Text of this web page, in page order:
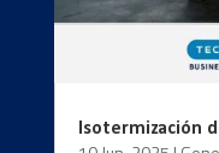
Isotermización